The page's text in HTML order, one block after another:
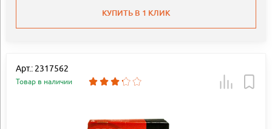
КУПИТЬ В 1 КЛИК
Арт.: 2317562
Товар в наличии